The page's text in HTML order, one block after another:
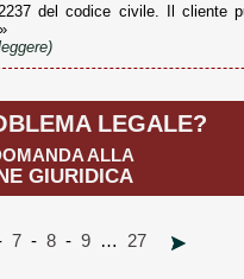
del codice civile. Il cliente
LEGALE?
ALLA
GIURIDICA
7 - 8 - 9 … 27